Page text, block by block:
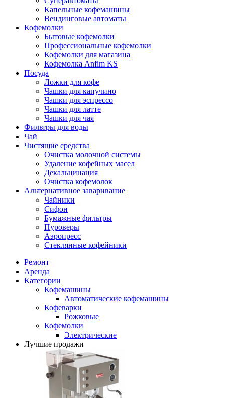
Капельные кофемашины
Вендинговые автоматы
Кофемолки
Бытовые кофемолки
Профессиональные кофемолки
Кофемолки для магазина
Кофемолка Anfim KS
Посуда
Ложки для кофе
Чашки для капучино
Чашки для эспрессо
Чашки для латте
Чашки для чая
Фильтры для воды
Чай
Чистящие средства
Очистка молочной системы
Удаление кофейных масел
Декальцинация
Очистка кофемолок
Альтернативное заваривание
Чайники
Сифон
Бумажные фильтры
Пуроверы
Аэропресс
Стеклянные кофейники
Ремонт
Аренда
Категории
Кофемашины
Автоматические кофемашины
Кофеварки
Рожковые
Кофемолки
Электрические
Лучшие продажи